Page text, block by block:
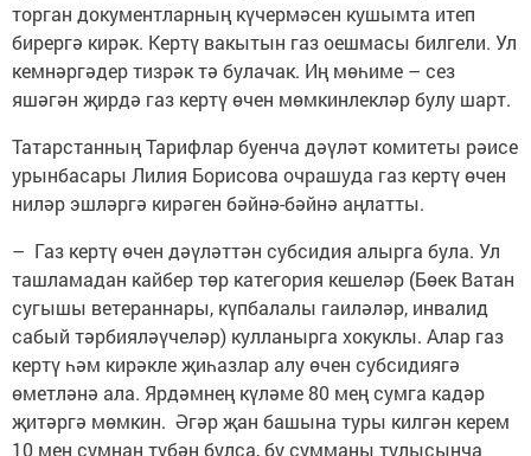
торган документларның күчермәсен кушымта итеп
бирергә кирәк. Кертү вакытын газ оешмасы билгели. Ул
кемнәргәдер тизрәк тә булачак. Иң мөһиме – сез
яшәгән җирдә газ кертү өчен мөмкинлекләр булу шарт.
Татарстанның Тарифлар буенча дәүләт комитеты рәисе
урынбасары Лилия Борисова очрашуда газ кертү өчен
ниләр эшләргә кирәген бәйнә-бәйнә аңлатты.
– Газ кертү өчен дәүләттән субсидия алырга була. Ул
ташламадан кайбер төр категория кешеләр (Бөек Ватан
сугышы ветераннары, күпбалалы гаиләләр, инвалид
сабый тәрбияләүчеләр) кулланырга хокуклы. Алар газ
кертү һәм кирәкле җиһазлар алу өчен субсидиягә
өметләнә ала. Ярдәмнең күләме 80 мең сумга кадәр
җитәргә мөмкин. Әгәр җан башына туры килгән керем
10 мең сумнан түбән булса, бу сумманы тулысынча